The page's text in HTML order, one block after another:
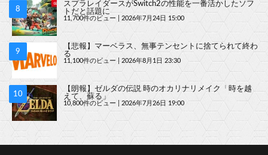
スプラレイダースがSwitch2の性能を一番活かしたソフ
トだと話題に
11,700件のビュー 2026年7月24日 15:00
【悲報】マーベラス、無事テンセントに捨てられて終わ
る
11,100件のビュー 2026年8月1日 23:30
【朗報】ゼルダの伝説 時のオカリナリメイク「時を越
えて、蘇る」
10,800件のビュー | 2026年7月26日 19:00